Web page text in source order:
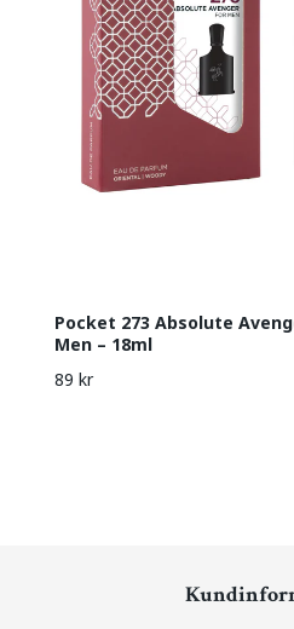
Pocket 273 Absolute
Men – 18ml
89 kr